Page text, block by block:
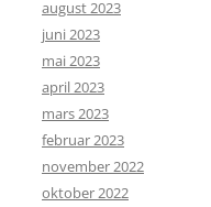
august 2023
juni 2023
mai 2023
april 2023
mars 2023
februar 2023
november 2022
oktober 2022